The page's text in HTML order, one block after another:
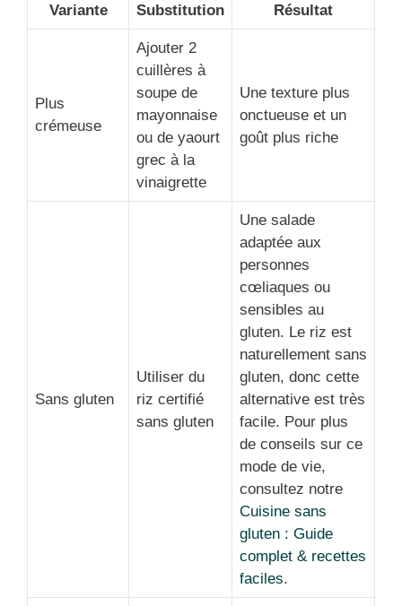
Variante Substitution Résultat
Plus
crémeuse
Ajouter 2
cuillères à
soupe de
mayonnaise
ou de yaourt
grec à la
vinaigrette
Une texture plus
onctueuse et un
goût plus riche
Sans gluten
Utiliser du
riz certifié
sans gluten
Une salade
adaptée aux
personnes
cœliaques ou
sensibles au
gluten. Le riz est
naturellement sans
gluten, donc cette
alternative est très
facile. Pour plus
de conseils sur ce
mode de vie,
consultez notre
Cuisine sans
gluten : Guide
complet & recettes
faciles.